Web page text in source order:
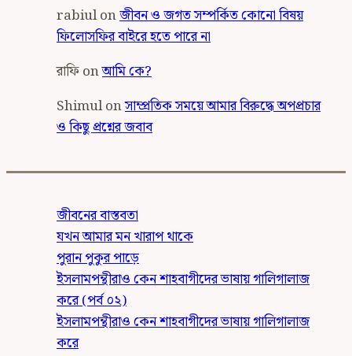
rabiulonজীবন ও জগত সম্পর্কিত কোনো বিষয়
ফিলোসফির বাইরে হতে পারে না
রাফিonআমি কে?
Shimulonসাম্প্রতিক সময়ে আমার বিরুদ্ধে অপপ্রচার
ও কিছু প্রশ্নের জবাব
জীবনের বাস্তবতা
যখন আমার মন খারাপ থাকে
পুরান পুকুর পাড়ে
ইসলামপন্থীরাও কেন শাহবাগীদের ভাষায় গালিগালাজ
করে (পর্ব ০২)
ইসলামপন্থীরাও কেন শাহবাগীদের ভাষায় গালিগালাজ
করে